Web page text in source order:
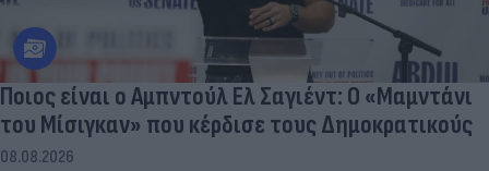
Ποιος είναι ο Αμπντούλ Ελ Σαγιέντ: Ο «Μαμντάνι
του Μίσιγκαν» που κέρδισε τους Δημοκρατικούς
08.08.2026